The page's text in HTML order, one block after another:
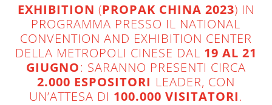
EXHIBITION (PROPAK CHINA 2023) IN
PROGRAMMA PRESSO IL NATIONAL
CONVENTION AND EXHIBITION CENTER
DELLA METROPOLI CINESE DAL 19 AL 21
GIUGNO: SARANNO PRESENTI CIRCA
2.000 ESPOSITORI LEADER, CON
UN’ATTESA DI 100.000 VISITATORI.